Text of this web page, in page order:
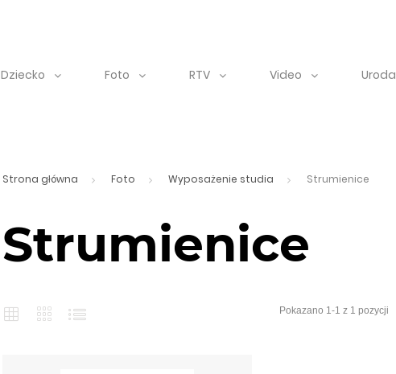
Dziecko Foto RTV Video Uroda
Strona główna Foto Wyposażenie studia Strumienice
Strumienice